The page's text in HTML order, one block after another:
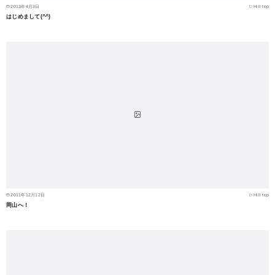
2013年4月3日 Hill top
はじめまして(^^)
2011年12月12日 Hill top
岡山へ！